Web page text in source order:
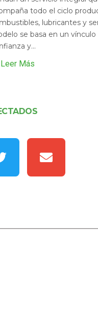
todo el ciclo
lubricantes y
se basa en un vínculo
y...
Leer Más